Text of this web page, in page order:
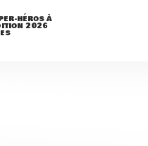
HÉROS À
2026